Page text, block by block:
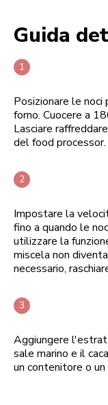
Guida
Posizionare le noci
forno. Cuocere a
Lasciare
del food processor.
Impostare la
fino a quando le
utilizzare la
miscela non
necessario,
Aggiungere
sale marino e il
un contenitore o